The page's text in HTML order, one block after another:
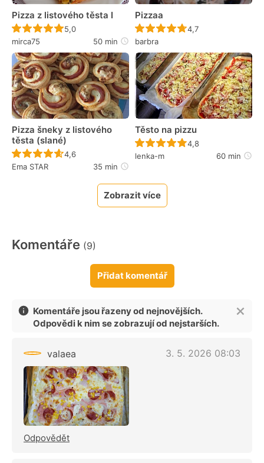
Pizza z listového těsta I
Recept ještě nebyl hodnocen
5,0
mirca75
50 min
Pizzaa
Recept ještě nebyl
4,7
barbra
Pizza šneky z listového
těsta (slané)
Recept ještě nebyl hodnocen
4,6
Ema STAR
35 min
Těsto na pizzu
Recept ještě nebyl
4,8
lenka-m
60 min
Zobrazit více
Komentáře (9)
Přidat komentář
Komentáře jsou řazeny od nejnovějších.
Odpovědi k nim se zobrazují od nejstarších.
valaea 3. 5. 2026 08:03
Odpovědět